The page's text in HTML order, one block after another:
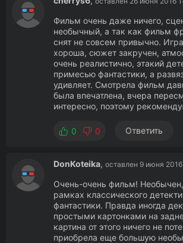
Фильм очень даже ничего,
необычный, а так как фильм
снят не совсем привычно.
хороша, сюжет закручен,
очень реалистично, этакий
примесью фантастики, а
удивляет. Смотрела фильм
была впечатлена, вчера
интересно, поэтому
0 0 Ответить
DonKoteika, оставлен 9 июня
Очень-очень фильм!
рамках классического
фантастики. Правда иногда
простыми картонками на
картина от этого ничего не
приобрела еще большую